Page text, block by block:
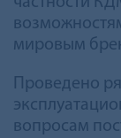
мировым
Проведено
вопросам